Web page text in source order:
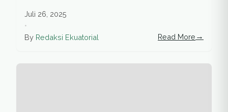
Juli 26, 2025
•
By Redaksi Ekuatorial Read More →